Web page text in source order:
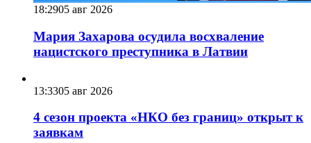
18:2905 авг 2026
Мария Захарова осудила восхваление
нацистского преступника в Латвии
13:3305 авг 2026
4 сезон проекта «НКО без границ» открыт к
заявкам